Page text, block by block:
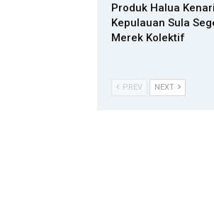
Produk Halua Kenari
Kepulauan Sula
Merek Kolektif
PREV NEXT